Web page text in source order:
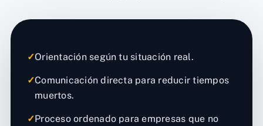
✓Orientación según tu situación real.
✓Comunicación directa para reducir tiempos
muertos.
✓Proceso ordenado para empresas que no